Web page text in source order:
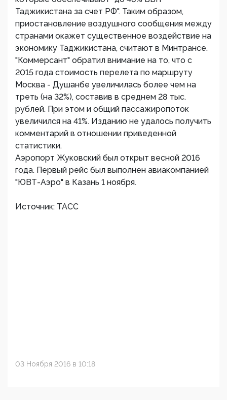
Таджикистана за счет РФ". Таким образом,
приостановление воздушного сообщения между
странами окажет существенное воздействие на
экономику Таджикистана, считают в Минтрансе.
"Коммерсант" обратил внимание на то, что с
2015 года стоимость перелета по маршруту
Москва - Душанбе увеличилась более чем на
треть (на 32%), составив в среднем 28 тыс.
рублей. При этом и общий пассажиропоток
увеличился на 41%. Изданию не удалось получить
комментарий в отношении приведенной
статистики.
Аэропорт Жуковский был открыт весной 2016
года. Первый рейс был выполнен авиакомпанией
"ЮВТ-Аэро" в Казань 1 ноября.
Источник: ТАСС
03 Ноября 2016 в 10:18